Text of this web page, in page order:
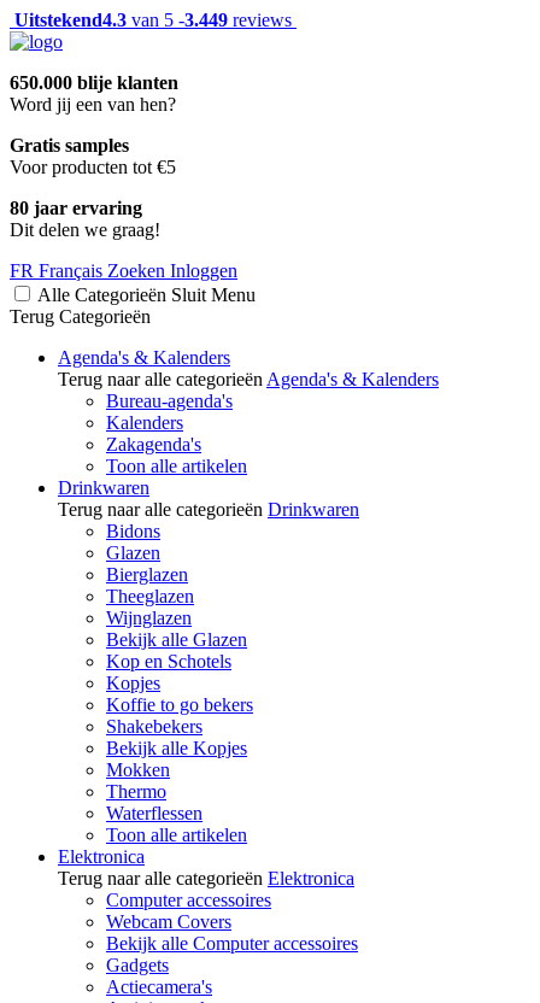
Uitstekend4.3 van 5 -3.449 reviews
650.000 blije klanten
Word jij een van hen?
Gratis samples
Voor producten tot €5
80 jaar ervaring
Dit delen we graag!
FR Français Zoeken Inloggen
Alle Categorieën Sluit Menu
Terug Categorieën
Agenda's & Kalenders
Terug naar alle categorieën Agenda's & Kalenders
Bureau-agenda's
Kalenders
Zakagenda's
Toon alle artikelen
Drinkwaren
Terug naar alle categorieën Drinkwaren
Bidons
Glazen
Bierglazen
Theeglazen
Wijnglazen
Bekijk alle Glazen
Kop en Schotels
Kopjes
Koffie to go bekers
Shakebekers
Bekijk alle Kopjes
Mokken
Thermo
Waterflessen
Toon alle artikelen
Elektronica
Terug naar alle categorieën Elektronica
Computer accessoires
Webcam Covers
Bekijk alle Computer accessoires
Gadgets
Actiecamera's